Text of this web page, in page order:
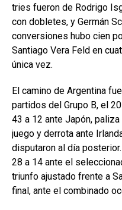
tries fueron de Rodrigo
con dobletes, y Germán
conversiones hubo cien
Santiago Vera Feld en
única vez.
El camino de Argentina
partidos del Grupo B, el
43 a 12 ante Japón,
juego y derrota ante
disputaron al día
28 a 14 ante el
triunfo ajustado frente a
final, ante el combinado